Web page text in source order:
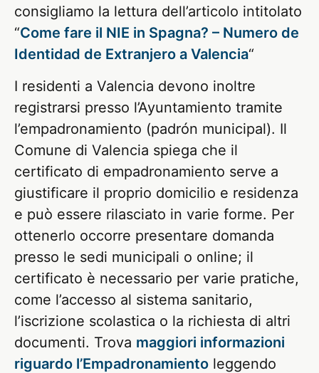
consigliamo la lettura dell’articolo intitolato
“Come fare il NIE in Spagna? – Numero de
Identidad de Extranjero a Valencia“
I residenti a Valencia devono inoltre
registrarsi presso l’Ayuntamiento tramite
l’empadronamiento (padrón municipal). Il
Comune di Valencia spiega che il
certificato di empadronamiento serve a
giustificare il proprio domicilio e residenza
e può essere rilasciato in varie forme. Per
ottenerlo occorre presentare domanda
presso le sedi municipali o online; il
certificato è necessario per varie pratiche,
come l’accesso al sistema sanitario,
l’iscrizione scolastica o la richiesta di altri
documenti. Trova maggiori informazioni
riguardo l’Empadronamiento leggendo